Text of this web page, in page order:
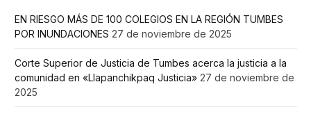
EN RIESGO MÁS DE 100 COLEGIOS EN LA REGIÓN TUMBES
POR INUNDACIONES 27 de noviembre de 2025
Corte Superior de Justicia de Tumbes acerca la justicia a la
comunidad en «Llapanchikpaq Justicia» 27 de noviembre de
2025